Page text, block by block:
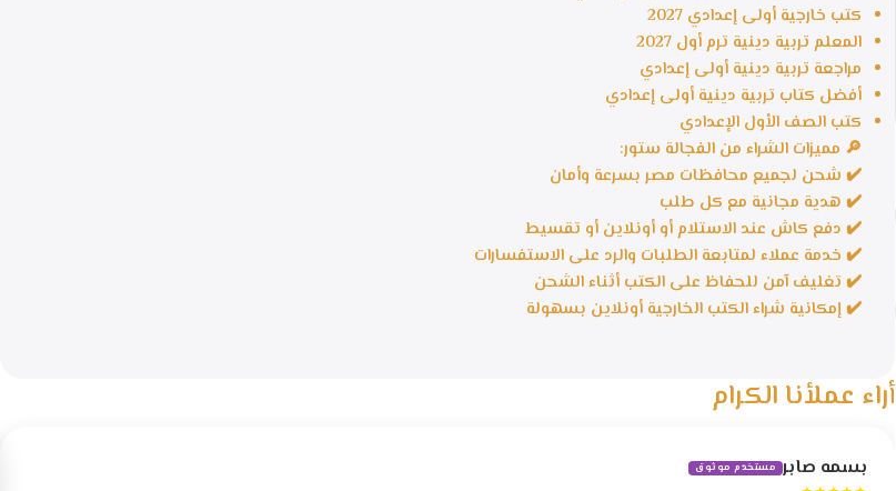
كتب خارجية أولى إعدادي 2027
المعلم تربية دينية ترم أول 2027
مراجعة تربية دينية أولى إعدادي
أفضل كتاب تربية دينية أولى إعدادي
كتب الصف الأول الإعدادي
🔎 مميزات الشراء من الفجالة ستور:
✔️ شحن لجميع محافظات مصر بسرعة وأمان
✔️ هدية مجانية مع كل طلب
✔️ دفع كاش عند الاستلام أو أونلاين أو تقسيط
✔️ خدمة عملاء لمتابعة الطلبات والرد على الاستفسارات
✔️ تغليف آمن للحفاظ على الكتب أثناء الشحن
✔️ إمكانية شراء الكتب الخارجية أونلاين بسهولة
أراء عملأنا الكرام
بسمه صابر مستخدم موثوق